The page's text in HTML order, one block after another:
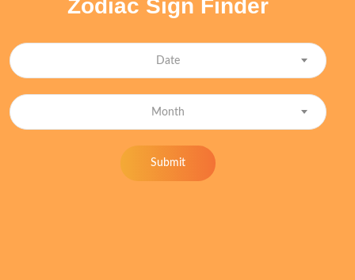
Zodiac Sign Finder
Date
Month
Submit